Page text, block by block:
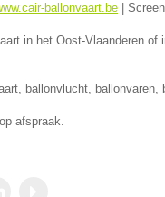
ballonvaart.be
in het Oost-Vlaanderen of
ballonvlucht, ballonvaren,
afspraak.